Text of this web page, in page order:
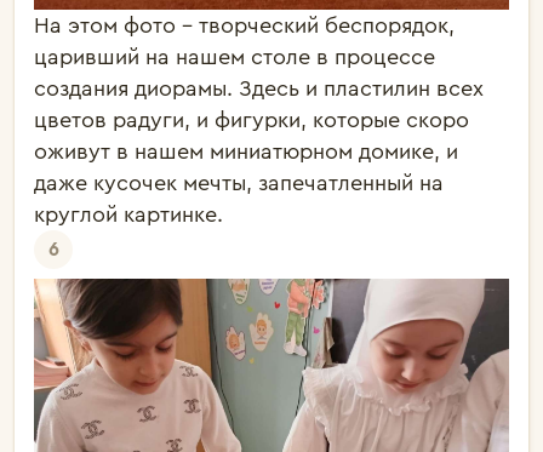
На этом фото - творческий беспорядок,
царивший на нашем столе в процессе
создания диорамы. Здесь и пластилин всех
цветов радуги, и фигурки, которые скоро
оживут в нашем миниатюрном домике, и
даже кусочек мечты, запечатленный на
круглой картинке.
6